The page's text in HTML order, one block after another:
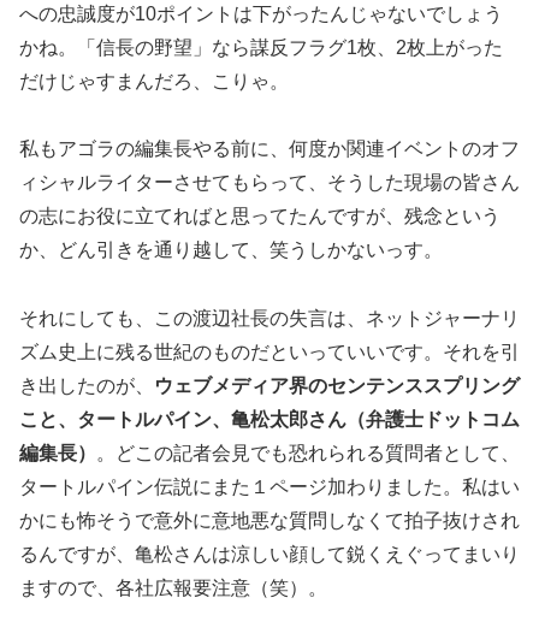
への忠誠度が10ポイントは下がったんじゃないでしょう
かね。「信長の野望」なら謀反フラグ1枚、2枚上がった
だけじゃすまんだろ、こりゃ。
私もアゴラの編集長やる前に、何度か関連イベントのオフ
ィシャルライターさせてもらって、そうした現場の皆さん
の志にお役に立てればと思ってたんですが、残念という
か、どん引きを通り越して、笑うしかないっす。
それにしても、この渡辺社長の失言は、ネットジャーナリ
ズム史上に残る世紀のものだといっていいです。それを引
き出したのが、
ウェブメディア界のセンテンススプリング
こと、タートルパイン、亀松太郎さん（弁護士ドットコム
編集長）
。どこの記者会見でも恐れられる質問者として、
タートルパイン伝説にまた１ページ加わりました。私はい
かにも怖そうで意外に意地悪な質問しなくて拍子抜けされ
るんですが、亀松さんは涼しい顔して鋭くえぐってまいり
ますので、各社広報要注意（笑）。